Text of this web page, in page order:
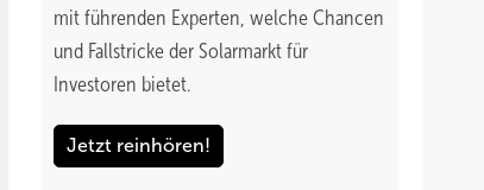
mit führenden Experten, welche Chancen
und Fallstricke der Solarmarkt für
Investoren bietet.
Jetzt reinhören!